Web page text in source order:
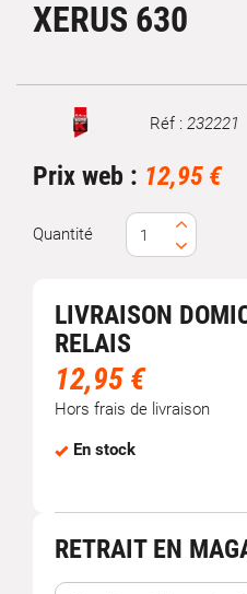
XERUS 630
Marque Réf : 232221
Prix web : 12,95 €
Quantité
LIVRAISON
RELAIS
12,95 €
Hors frais de livraison
En stock
RETRAIT EN